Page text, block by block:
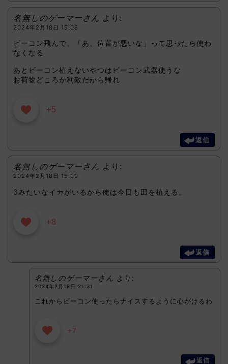
名無しのゲーマーさん より:
2024年2月18日 15:05
ビーコン飛んで、「あ、位置が悪いな」って思ったら使わ
なくなる
あとビーコン植えないやつはビーコン武器使うな
お荷物どころか利敵だから帰れ
+5
返信
名無しのゲーマーさん より:
2024年2月18日 15:09
6みたいなイカがいるから俺は今日も田を植える。
+8
返信
名無しのゲーマーさん より:
2024年2月18日 21:31
これからビーコン使ったらナイスするように心がけるわ
+7
返信